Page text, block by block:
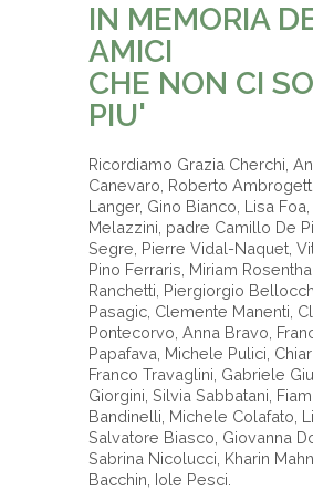
IN MEMORIA
AMICI
CHE NON CI
PIU'
Ricordiamo Grazia Cherchi,
Canevaro, Roberto
Langer, Gino Bianco, Lisa Foa,
Melazzini, padre Camillo De
Segre, Pierre Vidal-Naquet,
Pino Ferraris, Miriam
Ranchetti, Piergiorgio
Pasagic, Clemente Manenti,
Pontecorvo, Anna Bravo,
Papafava, Michele Pulici,
Franco Travaglini, Gabriele
Giorgini, Silvia Sabbatani,
Bandinelli, Michele Colafato,
Salvatore Biasco, Giovanna
Sabrina Nicolucci, Kharin
Bacchin, Iole Pesci.